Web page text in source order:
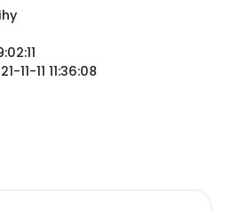
11-11 11:36:08